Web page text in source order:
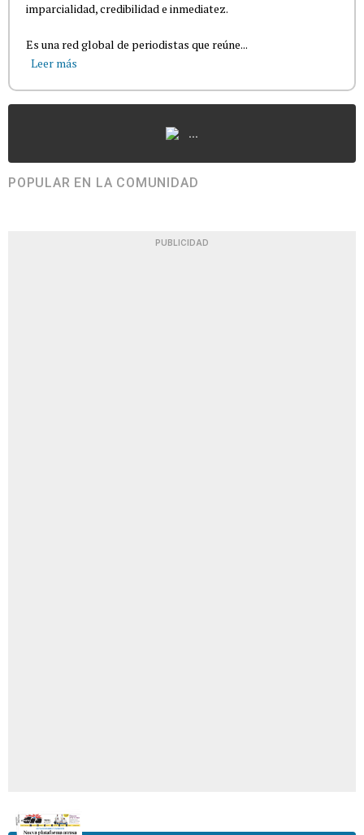
imparcialidad, credibilidad e inmediatez.
Es una red global de periodistas que reúne...
Leer más
...
POPULAR EN LA COMUNIDAD
PUBLICIDAD